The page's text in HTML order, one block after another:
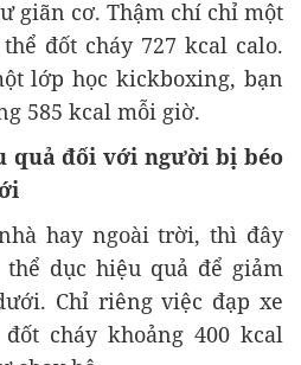
giãn cơ. Thậm chí chỉ một
đốt cháy 727 kcal calo.
lớp học kickboxing, bạn
585 kcal mỗi giờ.
quả đối với người bị béo
hay ngoài trời, thì đây
dục hiệu quả để giảm
Chỉ riêng việc đạp xe
cháy khoảng 400 kcal